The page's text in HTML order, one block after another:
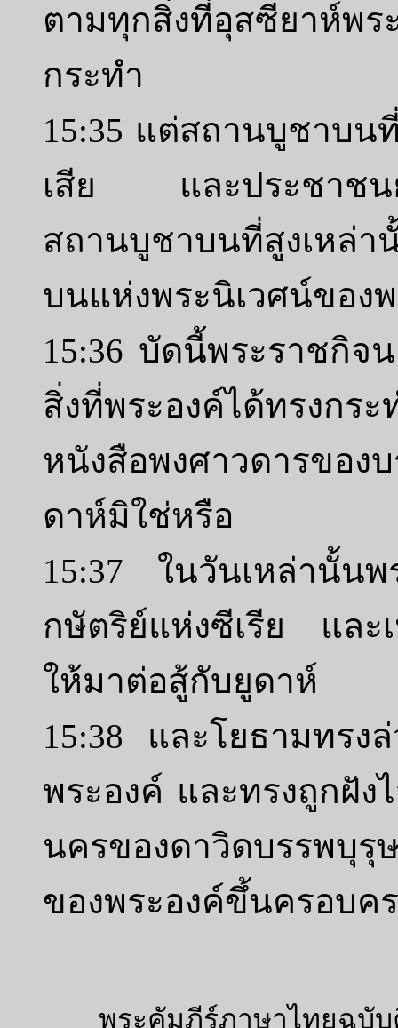
ตามทุกสิ่งที่อุสซียาห์พร
กระทำ
15:35 แต่สถานบูชาบน
เสีย และประชาชนยั
สถานบูชาบนที่สูงเหล่า
บนแห่งพระนิเวศน์ของ
15:36 บัดนี้พระราชกิจ
สิ่งที่พระองค์ได้ทรงกร
หนังสือพงศาวดารของ
ดาห์มิใช่หรือ
15:37 ในวันเหล่านั้นพ
กษัตริย์แห่งซีเรีย และ
ให้มาต่อสู้กับยูดาห์
15:38 และโยธามทรง
พระองค์ และทรงถูกฝัง
นครของดาวิดบรรพบุรุ
ของพระองค์ขึ้นครอบค
พระคัมภีร์ภาษาไทยฉบับ